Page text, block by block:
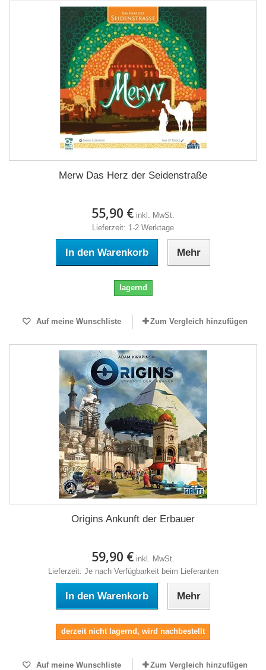
Merw Das Herz der Seidenstraße
55,90 € inkl. MwSt.
Lieferzeit: 1-2 Werktage
In den Warenkorb Mehr
lagernd
Auf meine Wunschliste Zum Vergleich hinzufügen
Origins Ankunft der Erbauer
59,90 € inkl. MwSt.
Lieferzeit: Je nach Verfügbarkeit beim Lieferanten
In den Warenkorb Mehr
derzeit nicht lagernd, wird nachbestellt
Auf meine Wunschliste Zum Vergleich hinzufügen